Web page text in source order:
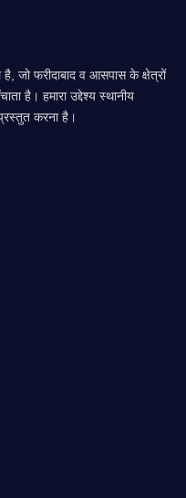
है, जो फरीदाबाद व आसपास के क्षेत्रों
है। हमारा उद्देश्य स्थानीय
करना है।